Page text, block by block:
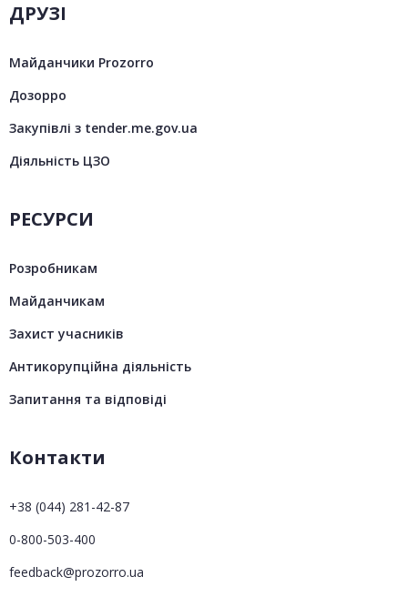
ДРУЗІ
Майданчики Prozorro
Дозорро
Закупівлі з tender.me.gov.ua
Діяльність ЦЗО
РЕСУРСИ
Розробникам
Майданчикам
Захист учасників
Антикорупційна діяльність
Запитання та відповіді
Контакти
+38 (044) 281-42-87
0-800-503-400
feedback@prozorro.ua